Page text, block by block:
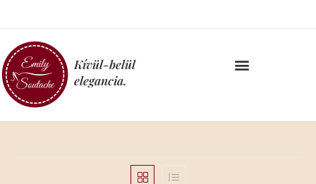
Kívül-belül
elegancia.